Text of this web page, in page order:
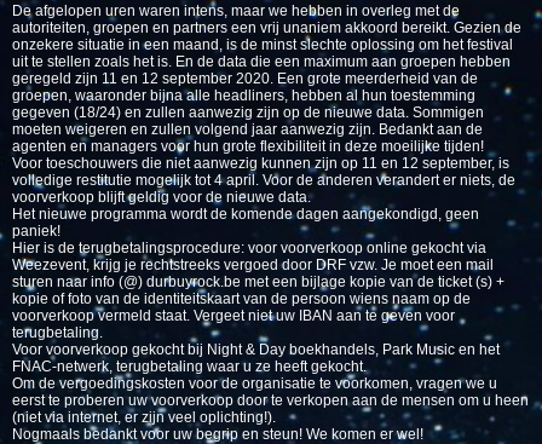
De afgelopen uren waren intens, maar we hebben in overleg met de
autoriteiten, groepen en partners een vrij unaniem akkoord bereikt. Gezien de
onzekere situatie in een maand, is de minst slechte oplossing om het festival
uit te stellen zoals het is. En de data die een maximum aan groepen hebben
geregeld zijn 11 en 12 september 2020. Een grote meerderheid van de
groepen, waaronder bijna alle headliners, hebben al hun toestemming
gegeven (18/24) en zullen aanwezig zijn op de nieuwe data. Sommigen
moeten weigeren en zullen volgend jaar aanwezig zijn. Bedankt aan de
agenten en managers voor hun grote flexibiliteit in deze moeilijke tijden!
Voor toeschouwers die niet aanwezig kunnen zijn op 11 en 12 september, is
volledige restitutie mogelijk tot 4 april. Voor de anderen verandert er niets, de
voorverkoop blijft geldig voor de nieuwe data.
Het nieuwe programma wordt de komende dagen aangekondigd, geen
paniek!
Hier is de terugbetalingsprocedure: voor voorverkoop online gekocht via
Weezevent, krijg je rechtstreeks vergoed door DRF vzw. Je moet een mail
sturen naar info (@) durbuyrock.be met een bijlage kopie van de ticket (s) +
kopie of foto van de identiteitskaart van de persoon wiens naam op de
voorverkoop vermeld staat. Vergeet niet uw IBAN aan te geven voor
terugbetaling.
Voor voorverkoop gekocht bij Night & Day boekhandels, Park Music en het
FNAC-netwerk, terugbetaling waar u ze heeft gekocht.
Om de vergoedingskosten voor de organisatie te voorkomen, vragen we u
eerst te proberen uw voorverkoop door te verkopen aan de mensen om u heen
(niet via internet, er zijn veel oplichting!).
Nogmaals bedankt voor uw begrip en steun! We komen er wel!